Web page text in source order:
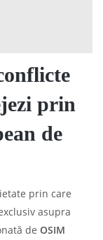
prin
de
prin care
asupra
de OSIM